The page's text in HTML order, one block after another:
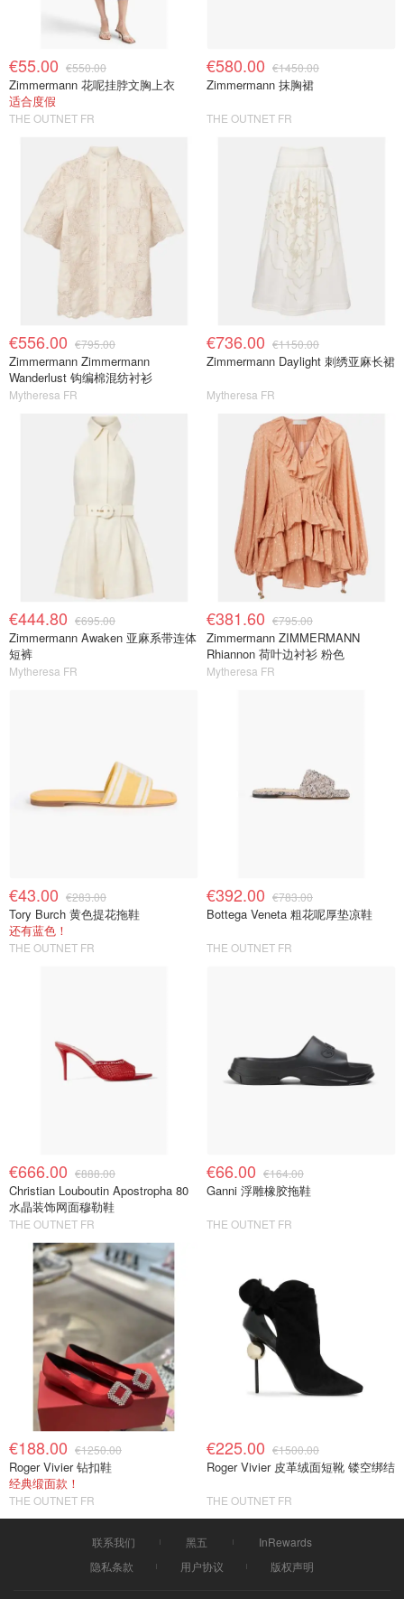
€55.00 €550.00
Zimmermann 花呢挂脖文胸上衣
适合度假
THE OUTNET FR
€580.00 €1450.00
Zimmermann 抹胸裙
THE OUTNET FR
€556.00 €795.00
Zimmermann Zimmermann
Wanderlust 钩编棉混纺衬衫
Mytheresa FR
€736.00 €1150.00
Zimmermann Daylight 刺绣亚麻长裙
Mytheresa FR
€444.80 €695.00
Zimmermann Awaken 亚麻系带连体
短裤
Mytheresa FR
€381.60 €795.00
Zimmermann ZIMMERMANN
Rhiannon 荷叶边衬衫 粉色
Mytheresa FR
€43.00 €283.00
Tory Burch 黄色提花拖鞋
还有蓝色！
THE OUTNET FR
€392.00 €783.00
Bottega Veneta 粗花呢厚垫凉鞋
THE OUTNET FR
€666.00 €888.00
Christian Louboutin Apostropha 80
水晶装饰网面穆勒鞋
THE OUTNET FR
€66.00 €164.00
Ganni 浮雕橡胶拖鞋
THE OUTNET FR
€188.00 €1250.00
Roger Vivier 钻扣鞋
经典缎面款！
THE OUTNET FR
€225.00 €1500.00
Roger Vivier 皮革绒面短靴 镂空绑结
THE OUTNET FR
联系我们 黑五
InRewards
隐私条款
用户协议 版权声明